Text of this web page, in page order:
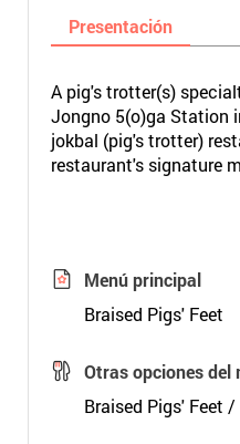
Presentación
A pig's trotter(s)
Jongno 5(o)ga Station
jokbal (pig's trotter)
restaurant's signature
Menú principal
Braised Pigs' Feet
Otras opciones del
Braised Pigs' Feet